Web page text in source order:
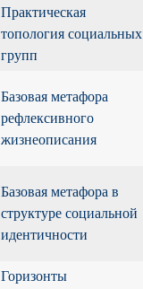
Практическая
топология социальных
групп
Базовая метафора
рефлексивного
жизнеописания
Базовая метафора в
структуре социальной
идентичности
Горизонты